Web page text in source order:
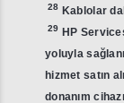
28 Kablolar
29 HP
yoluyla
hizmet satın
donanım